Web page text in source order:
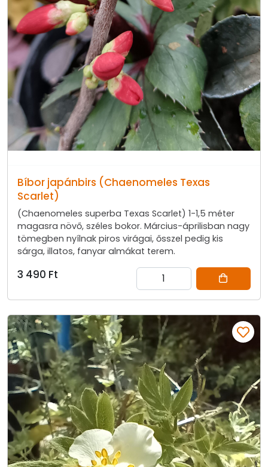
Bíbor japánbirs (Chaenomeles Texas
Scarlet)
(Chaenomeles superba Texas Scarlet) 1-1,5 méter
magasra növő, széles bokor. Március-áprilisban nagy
tömegben nyílnak piros virágai, ősszel pedig kis
sárga, illatos, fanyar almákat terem.
3 490 Ft